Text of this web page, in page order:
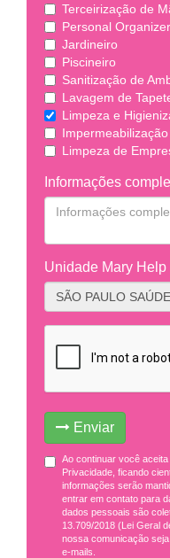
Terceirização de
Personal Organizer
Jardineiro
Piscineiro
Sanitização de
Lavagem de
Limpeza e
Limpeza de
Informações
Unidade Mary Help
Enviar
Ao continuar você
Privacidade, ficando
informações serão
entrar em contato para
dados pessoais são
13.709/2018 (Lei Geral
nossa comunicação
e-mails.